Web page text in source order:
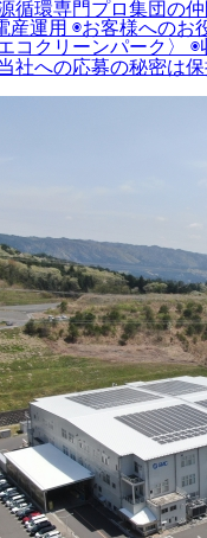
循環専門プロ集団の仲
運用 ◉お客様へのお
コクリーンパーク〉 ◉
社への応募の秘密は